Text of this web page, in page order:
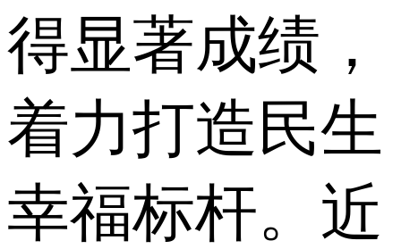
得显著成绩，
着力打造民生
幸福标杆。近